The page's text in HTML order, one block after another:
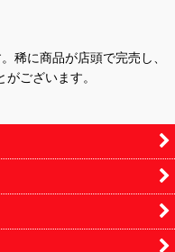
稀に商品が店頭で完売し、
ございます。